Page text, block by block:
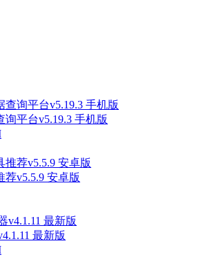
平台v5.19.3 手机版
荐v5.5.9 安卓版
最新版